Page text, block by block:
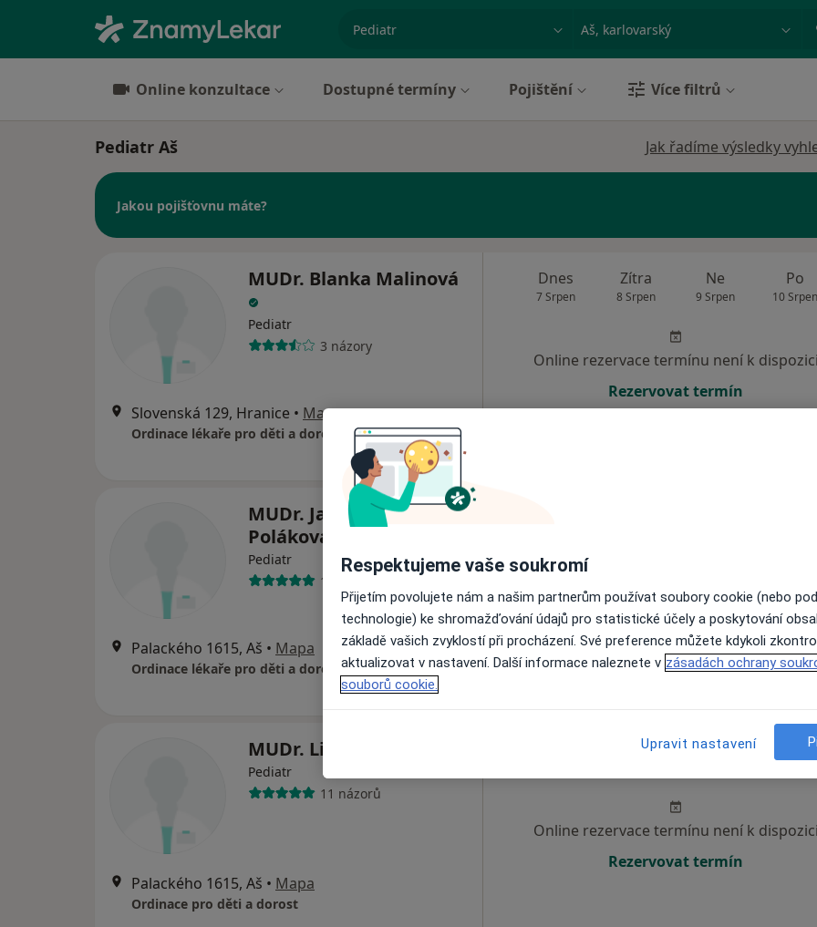
Město nebo region
Online konzultace Dostupné termíny Pojištění Více filtrů
Pediatr Aš Jak řadíme výsledky
Jakou pojišťovnu máte?
MUDr. Blanka Malinová
Pediatr
3 názory
Slovenská 129, Hranice • Mapa
Ordinace lékaře pro děti a dorost
Dnes
7 Srpen
Zítra
8 Srpen
Ne
9 Srpen
Po
10 Srpen
Online rezervace termínu není k dispozici
Rezervovat termín
MUDr. Jaroslava
Poláková
Pediatr
13 názorů
Palackého 1615, Aš • Mapa
Ordinace lékaře pro děti a dorost
Online rezervace termínu není k
Rezervovat termín
MUDr. Libuše Lavičková
Pediatr
11 názorů
Palackého 1615, Aš • Mapa
Ordinace pro děti a dorost
Zítra Ne
Online rezervace termínu není k dispozici
Rezervovat termín
Respektujeme vaše soukromí
Přijetím povolujete nám a našim partnerům používat soubory cookie (nebo
technologie) ke shromažďování údajů pro statistické účely a poskytování
základě vašich zvyklostí při procházení. Své preference můžete kdykoli
aktualizovat v nastavení. Další informace naleznete v zásadách ochrany
souborů cookie.
Upravit nastavení